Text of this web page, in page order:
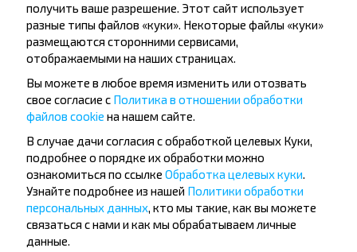
Подписаться
Популярные автобусные
направления
Орша - Могилёв
получить ваше разрешение. Этот сайт использует
разные типы файлов «куки». Некоторые файлы «куки»
размещаются сторонними сервисами,
отображаемыми на наших страницах.
Вы можете в любое время изменить или отозвать
свое согласие с Политика в отношении обработки
файлов cookie на нашем сайте.
В случае дачи согласия с обработкой целевых Куки,
подробнее о порядке их обработки можно
ознакомиться по ссылке Обработка целевых куки.
Узнайте подробнее из нашей Политики обработки
персональных данных, кто мы такие, как вы можете
связаться с нами и как мы обрабатываем личные
данные.